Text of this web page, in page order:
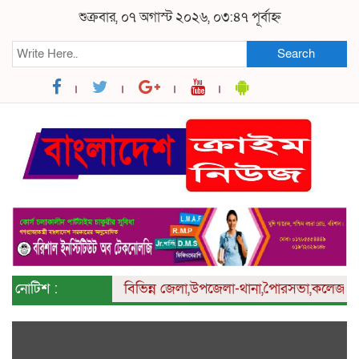
শুক্রবার, ০৭ অগাস্ট ২০২৬, ০৩:৪৭ পূর্বাহ্ন
Search
নোটিশ : বিভিন্নজেলা,উপজেলা-থানা,পৈারসভা,কলেজ ও